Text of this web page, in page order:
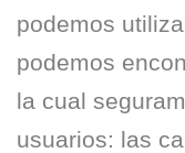
podemos
podemos
la cual
usuarios: las